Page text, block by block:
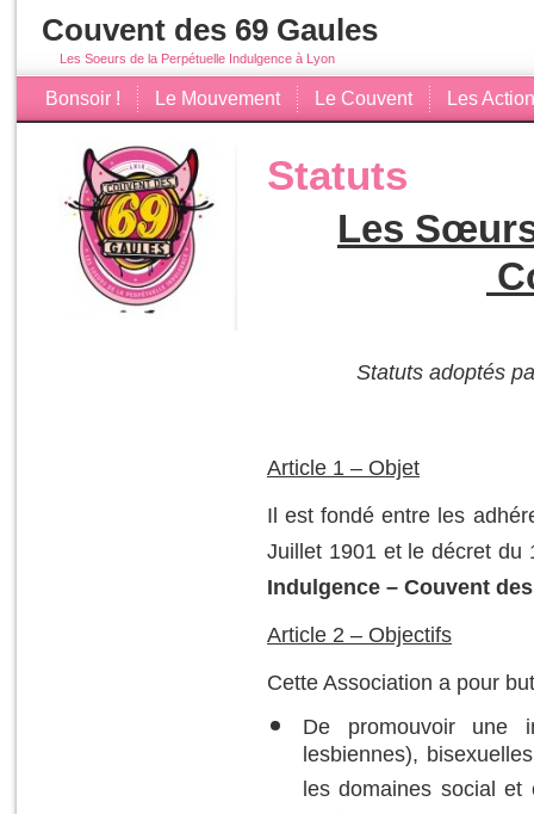
Couvent des 69 Gaules
Les Soeurs de la Perpétuelle Indulgence à Lyon
Bonsoir ! Le Mouvement Le Couvent Les
Statuts
Les
Statuts adoptés
Article 1 – Objet
Il est fondé entre les
Juillet 1901 et le décret
Indulgence – Couvent
Article 2 – Objectifs
Cette Association a pour
De promouvoir une
lesbiennes),
les domaines social